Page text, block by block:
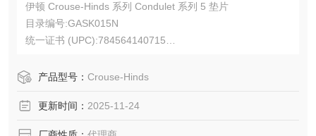
伊顿 Crouse-Hinds 系列 Condulet 系列 5 垫片
目录编号:GASK015N
统一证书 (UPC):784564140715
产品高度:3.84 英寸
产品重量:0.02 磅
产品型号： Crouse-Hinds
更新时间： 2025-11-24